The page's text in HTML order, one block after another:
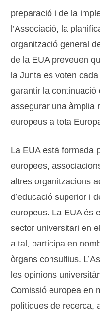
preparació i de la
l’Associació, la
organització general
de la EUA preveuen
la Junta es voten
garantir la continuació
assegurar una àmplia
europeus a tota
La EUA està formada
europees,
altres organitzacions
d’educació superior i
europeus. La EUA és
sector universitari en
a tal, participa en
òrgans consultius.
les opinions
Comissió europea en
polítiques de recerca,